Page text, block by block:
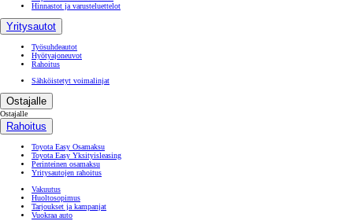
Hinnastot ja varusteluettelot
Yritysautot
Työsuhdeautot
Hyötyajoneuvot
Rahoitus
Sähköistetyt voimalinjat
Ostajalle
Ostajalle
Rahoitus
Toyota Easy Osamaksu
Toyota Easy Yksityisleasing
Perinteinen osamaksu
Yritysautojen rahoitus
Vakuutus
Huoltosopimus
Tarjoukset ja kampanjat
Vuokraa auto